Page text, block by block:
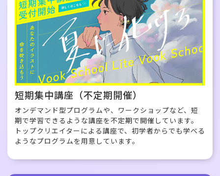
短期集中講座（不定期開催）
オンデマンド型プログラムや、ワークショップなど、短
期で学習できるような講座を不定期で開催しています。
トップクリエイターによる講座で、初学者からでも学べる
ようなプログラムを用意しています。